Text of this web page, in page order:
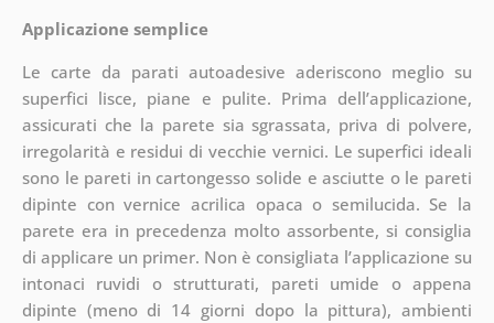
Applicazione semplice
Le carte da parati autoadesive aderiscono meglio su
superfici lisce, piane e pulite. Prima dell’applicazione,
assicurati che la parete sia sgrassata, priva di polvere,
irregolarità e residui di vecchie vernici. Le superfici ideali
sono le pareti in cartongesso solide e asciutte o le pareti
dipinte con vernice acrilica opaca o semilucida. Se la
parete era in precedenza molto assorbente, si consiglia
di applicare un primer. Non è consigliata l’applicazione su
intonaci ruvidi o strutturati, pareti umide o appena
dipinte (meno di 14 giorni dopo la pittura), ambienti